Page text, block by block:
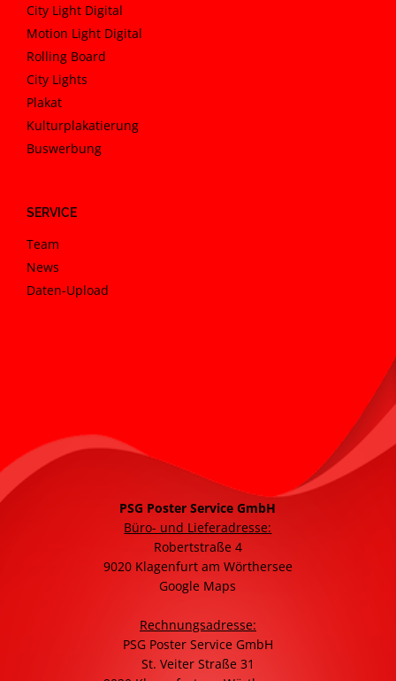
City Light Digital
Motion Light Digital
Rolling Board
City Lights
Plakat
Kulturplakatierung
Buswerbung
SERVICE
Team
News
Daten-Upload
PSG Poster Service GmbH
Büro- und Lieferadresse:
Robertstraße 4
9020 Klagenfurt am Wörthersee
Google Maps
Rechnungsadresse:
PSG Poster Service GmbH
St. Veiter Straße 31